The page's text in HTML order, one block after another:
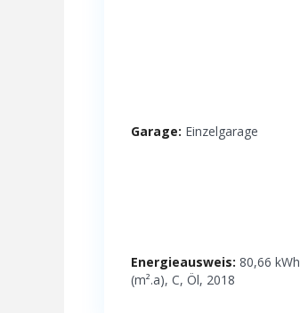
Garage: Einzelgarage
Energieausweis: 80,66 kWh
(m².a), C, Öl, 2018